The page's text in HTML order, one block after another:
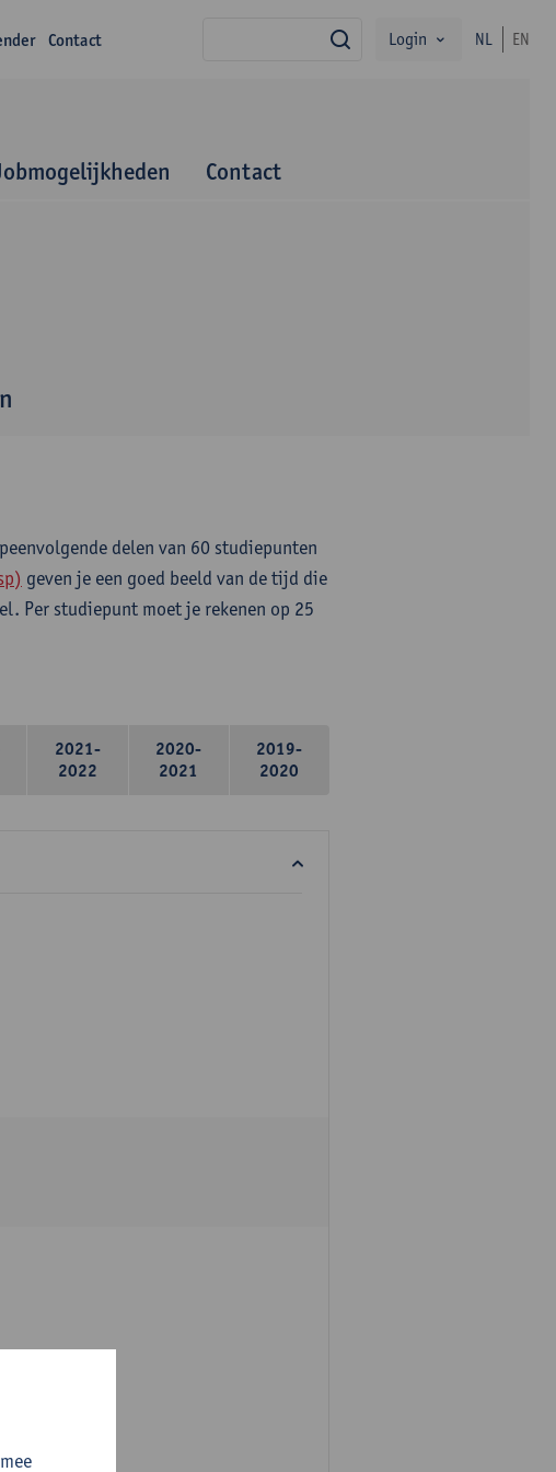
Contact zoekLogin NL EN
Contact
delen van 60 studiepunten
geven je een goed beeld van de tijd die
Per studiepunt moet je rekenen op 25
2021-
2022
2020-
2021
2019-
2020